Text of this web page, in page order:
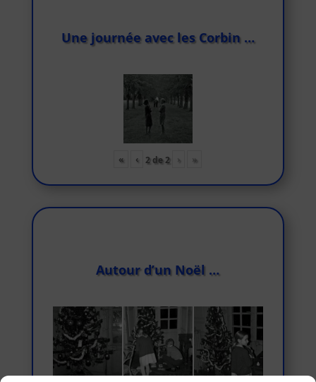
Une journée avec les Corbin …
« ‹ 2 de 2 › »
Autour d’un Noël …